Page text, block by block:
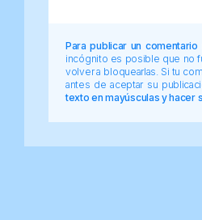
Para publicar un
incógnito es posible que no
volver a bloquearlas. Si tu
antes de aceptar su
texto en mayúsculas y hacer